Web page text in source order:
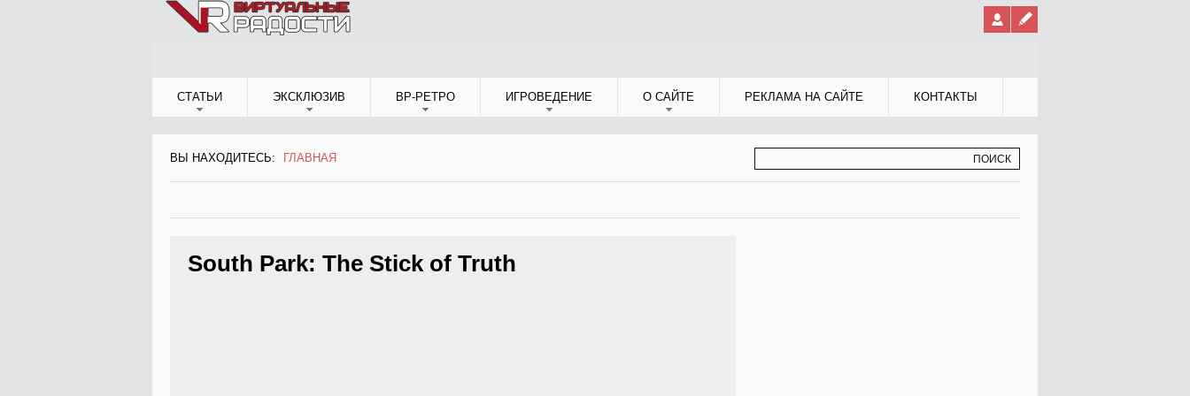
СТАТЬИ ЭКСКЛЮЗИВ ВР-РЕТРО ИГРОВЕДЕНИЕ О САЙТЕ РЕКЛАМА НА САЙТЕ КОНТАКТЫ
ВЫ НАХОДИТЕСЬ:
ВЫ НАХОДИТЕСЬ
ГЛАВНАЯ
South Park: The Stick of Truth